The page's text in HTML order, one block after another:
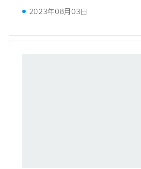
2023年08月03日